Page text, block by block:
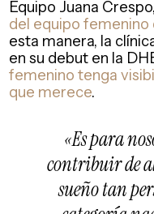
Equipo Juana
del equipo femenino
esta manera, la
en su debut en la
femenino tenga
que merece.
«Es para
contribuir de
sueño tan